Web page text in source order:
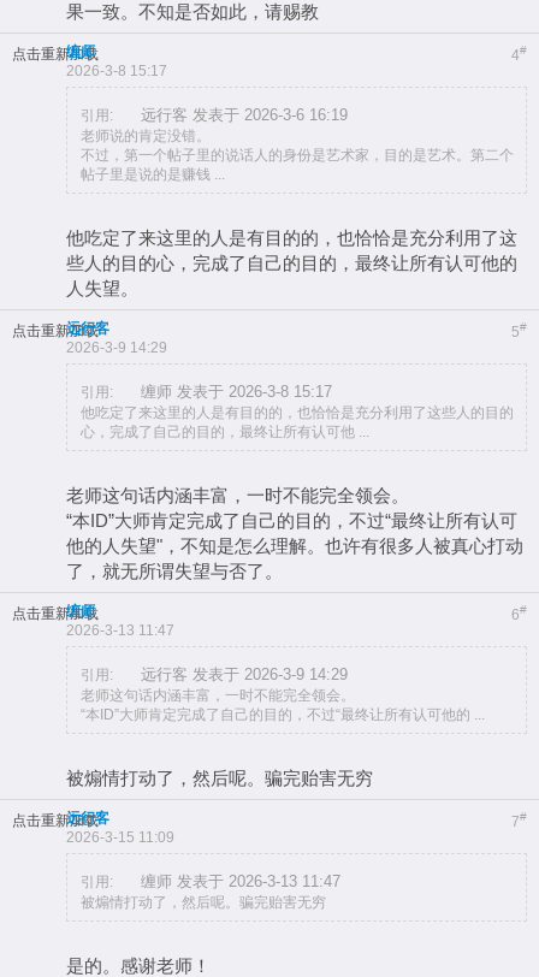
果一致。不知是否如此，请赐教
点击重新加载 4#
缠师
2026-3-8 15:17
引用: 远行客 发表于 2026-3-6 16:19
老师说的肯定没错。
不过，第一个帖子里的说话人的身份是艺术家，目的是艺术。第二个
帖子里是说的是赚钱 ...
他吃定了来这里的人是有目的的，也恰恰是充分利用了这
些人的目的心，完成了自己的目的，最终让所有认可他的
人失望。
点击重新加载 5#
远行客
2026-3-9 14:29
引用: 缠师 发表于 2026-3-8 15:17
他吃定了来这里的人是有目的的，也恰恰是充分利用了这些人的目的
心，完成了自己的目的，最终让所有认可他 ...
老师这句话内涵丰富，一时不能完全领会。
“本ID”大师肯定完成了自己的目的，不过“最终让所有认可
他的人失望"，不知是怎么理解。也许有很多人被真心打动
了，就无所谓失望与否了。
点击重新加载 6#
缠师
2026-3-13 11:47
引用: 远行客 发表于 2026-3-9 14:29
老师这句话内涵丰富，一时不能完全领会。
“本ID”大师肯定完成了自己的目的，不过“最终让所有认可他的 ...
被煽情打动了，然后呢。骗完贻害无穷
点击重新加载 7#
远行客
2026-3-15 11:09
引用: 缠师 发表于 2026-3-13 11:47
被煽情打动了，然后呢。骗完贻害无穷
是的。感谢老师！